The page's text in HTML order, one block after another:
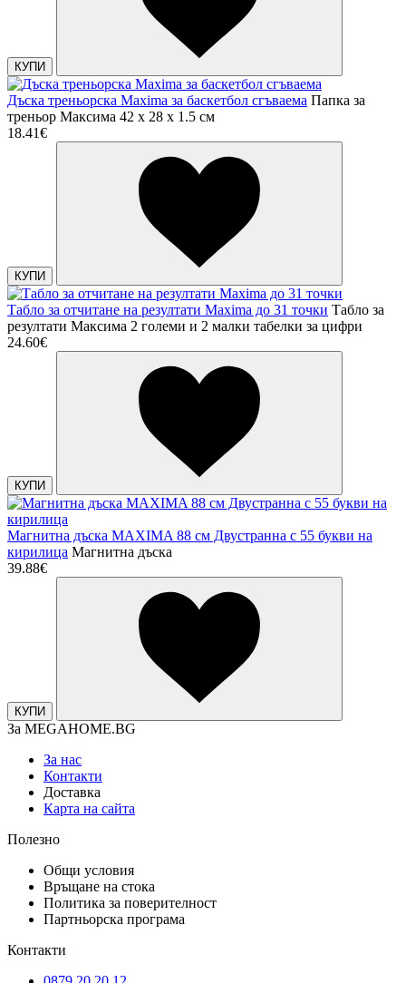
КУПИ
Дъска треньорска Maxima за баскетбол сгъваема Папка за
треньор Максима 42 x 28 x 1.5 см
18.41€
КУПИ
Табло за отчитане на резултати Maxima до 31 точки Табло за
резултати Максима 2 големи и 2 малки табелки за цифри
24.60€
КУПИ
Магнитна дъска MAXIMA 88 см Двустранна с 55 букви на
кирилица Магнитна дъска
39.88€
КУПИ
За MEGAHOME.BG
За нас
Контакти
Доставка
Карта на сайта
Полезно
Общи условия
Връщане на стока
Политика за поверителност
Партньорска програма
Контакти